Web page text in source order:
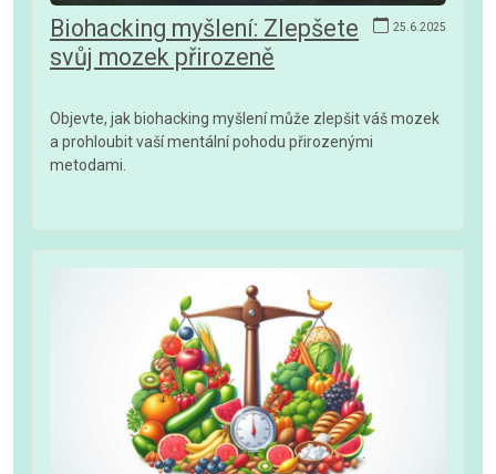
25.6.2025
Biohacking myšlení: Zlepšete
svůj mozek přirozeně
Objevte, jak biohacking myšlení může zlepšit váš mozek
a prohloubit vaší mentální pohodu přirozenými
metodami.